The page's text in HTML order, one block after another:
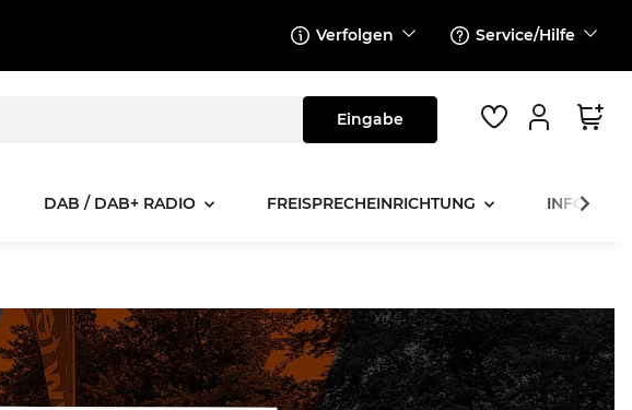
Verfolgen Service/Hilfe
DAB / DAB+ RADIO FREISPRECHEINRICHTUNG